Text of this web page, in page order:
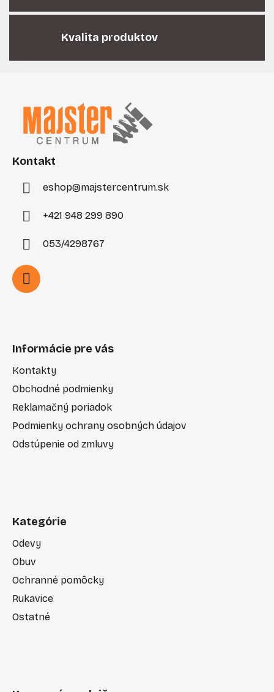
v
p
Kvalita produktov
Kontakt
eshop@majstercentrum.sk
+421 948 299 890
053/4298767
Informácie pre vás
Kontakty
Obchodné podmienky
Reklamačný poriadok
Podmienky ochrany osobných údajov
Odstúpenie od zmluvy
Kategórie
Odevy
Obuv
Ochranné pomôcky
Rukavice
Ostatné